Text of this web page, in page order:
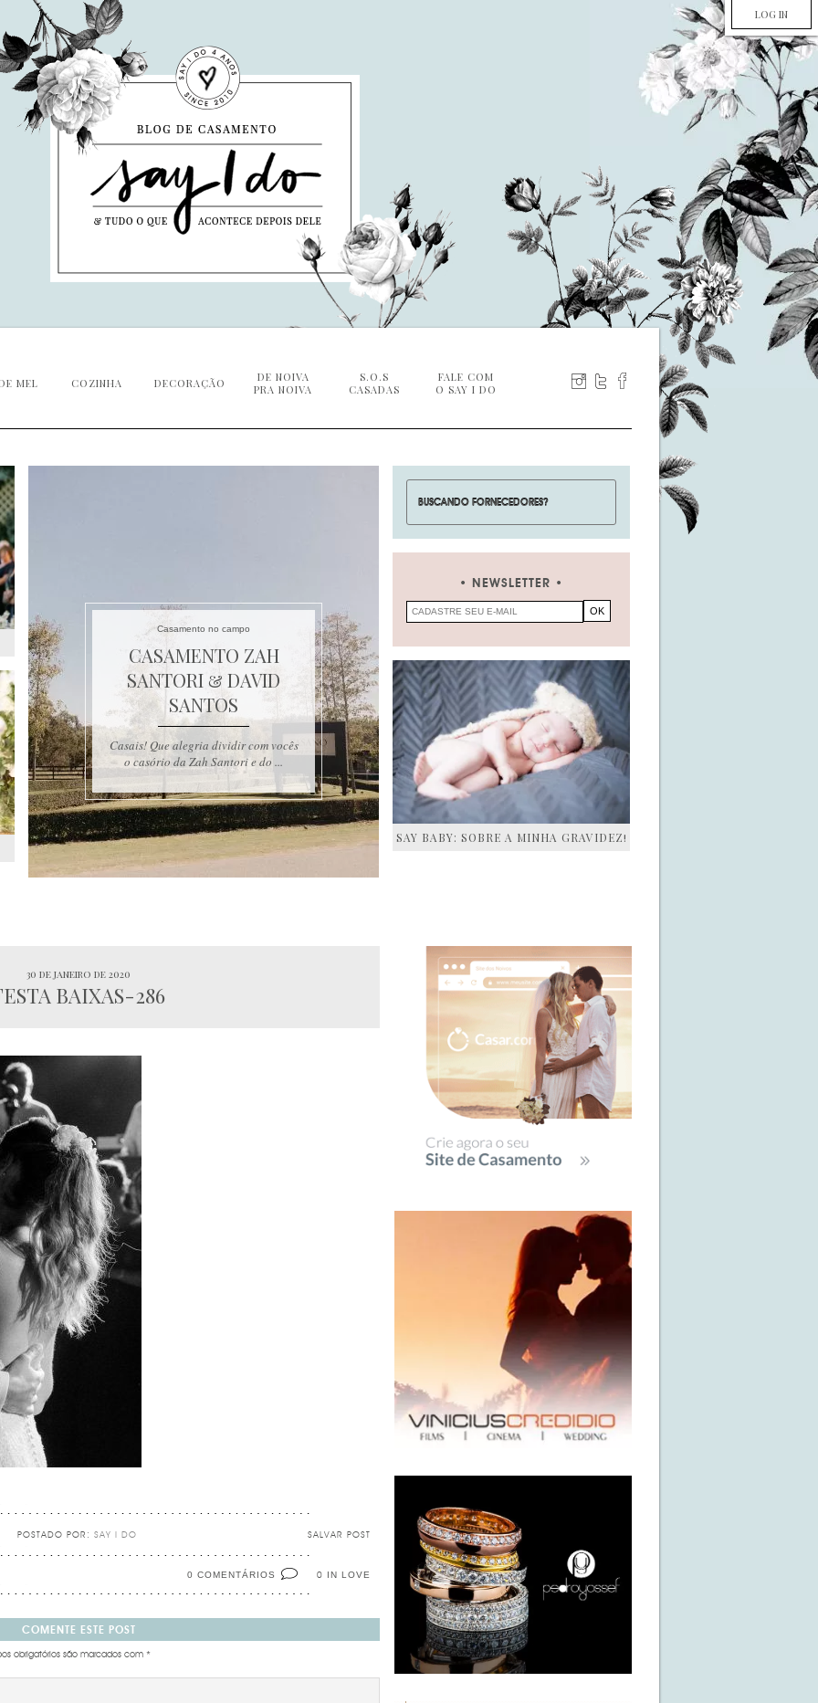
LOG IN
MEL COZINHA DECORAÇÃO
DE NOIVA
PRA NOIVA
S.O.S
CASADAS
FALE COM
O SAY I DO
Casamento no campo
CASAMENTO ZAH
SANTORI & DAVID
SANTOS
Casais! Que alegria dividir com vocês
o casório da Zah Santori e do ...
NEWSLETTER
SAY BABY: SOBRE A MINHA GRAVIDEZ!
30 de janeiro de 2020
BAIXAS-286
SALVAR POST
POSTADO POR: SAY I DO
0 IN LOVE
0 COMENTÁRIOS
COMENTE ESTE POST
obrigatórios são marcados com *
SIDEBAR